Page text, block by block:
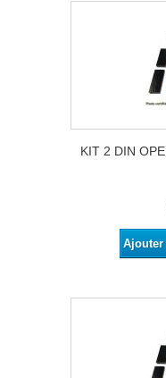
KIT 2 DIN
Ajouter